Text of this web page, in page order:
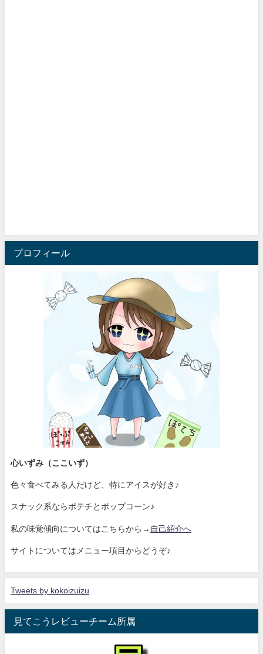
プロフィール
心いずみ（ここいず）
色々食べてみる人だけど、特にアイスが好き♪
スナック系ならポテチとポップコーン♪
私の味覚傾向についてはこちらから→ 自己紹介へ
サイトについてはメニュー項目からどうぞ♪
Tweets by kokoizuizu
見てこうレビューチーム所属